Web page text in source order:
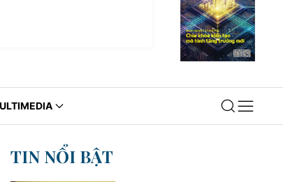
TIN NỔI BẬT